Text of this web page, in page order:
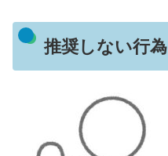
推奨しない行為